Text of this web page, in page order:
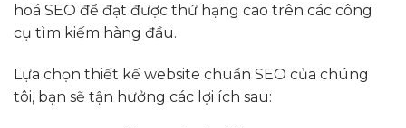
hoá SEO để đạt được thứ hạng cao trên các công
cụ tìm kiếm hàng đầu.
Lựa chọn thiết kế website chuẩn SEO của chúng
tôi, bạn sẽ tận hưởng các lợi ích sau: